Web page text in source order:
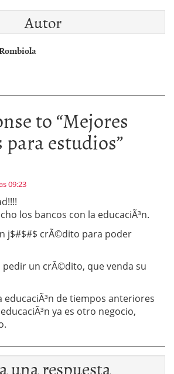
Autor
to “Mejores
estudios”
09:23
los bancos con la educaciÃ³n.
j$#$#$ crÃ©dito para poder
pedir un crÃ©dito, que venda su
educaciÃ³n de tiempos anteriores
ya es otro negocio,
una respuesta